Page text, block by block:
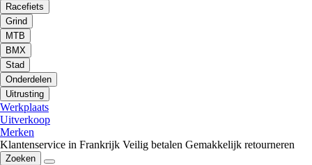
Racefiets
Grind
MTB
BMX
Stad
Onderdelen
Uitrusting
Werkplaats
Uitverkoop
Merken
Klantenservice in Frankrijk Veilig betalen Gemakkelijk retourneren
Zoeken